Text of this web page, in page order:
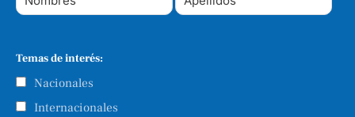
Temas de interés:
Nacionales
Internacionales